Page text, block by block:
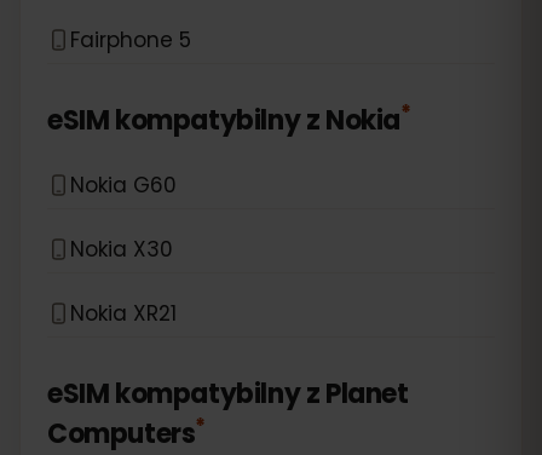
Fairphone 5
eSIM kompatybilny zNokia*
Nokia G60
Nokia X30
Nokia XR21
eSIM kompatybilny zPlanet
Computers*